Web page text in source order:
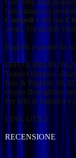
fantasmagorici
Campoli e del suo
serata. Un grande
Biglietti a partire da
INFO E
Teatro Olimpico -
Info & Biglietti:
Orario Botteghino:
Per info di logistica e
LINK UTILI
RECENSIONE